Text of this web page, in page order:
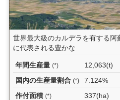
世界最大級のカルデラを有する
に代表される豊かな...
年間生産量 (*)
12,063(t)
国内の生産量割合 (*)
7.124%
作付面積 (*)
337(ha)